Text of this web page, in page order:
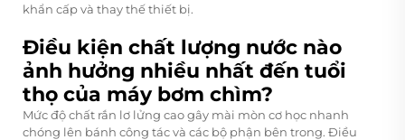
khẩn cấp và thay thế thiết bị.
Điều kiện chất lượng nước nào
ảnh hưởng nhiều nhất đến tuổi
thọ của máy bơm chìm?
Mức độ chất rắn lơ lửng cao gây mài mòn cơ học nhanh
chóng lên bánh công tác và các bộ phận bên trong. Điều